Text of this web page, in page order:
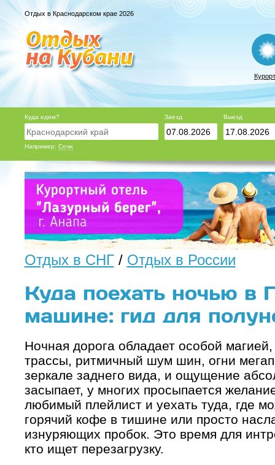
Отдых в Краснодарском крае 2026
Куда едем?
Например: Сочи
Заезд Выезд
Отдых в СНГ/ Отдых в России
Куда поехать ночью в
машине: гид для
Ночная дорога обладает особой
трассы, ритмичный шум шин, огни
зеркале заднего вида, и ощущение
засыпает, у многих просыпается
любимый плейлист и уехать туда, где
горячий кофе в тишине или просто
изнуряющих пробок. Это время для
кто ищет перезагрузку.